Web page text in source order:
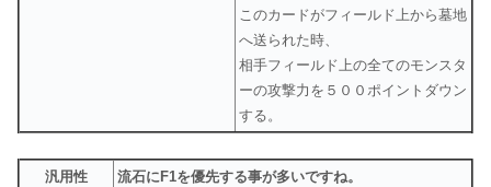
このカードがフィールド上から墓地
へ送られた時、
相手フィールド上の全てのモンスタ
ーの攻撃力を５００ポイントダウン
する。
汎用性 流石にF1を優先する事が多いですね。